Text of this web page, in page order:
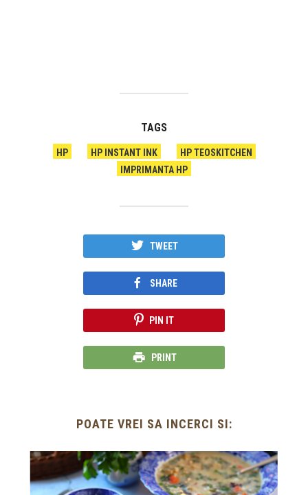
TAGS
HP HP INSTANT INK
HP TEOSKITCHEN
IMPRIMANTA HP
TWEET
SHARE
PIN IT
PRINT
POATE VREI SA INCERCI SI: